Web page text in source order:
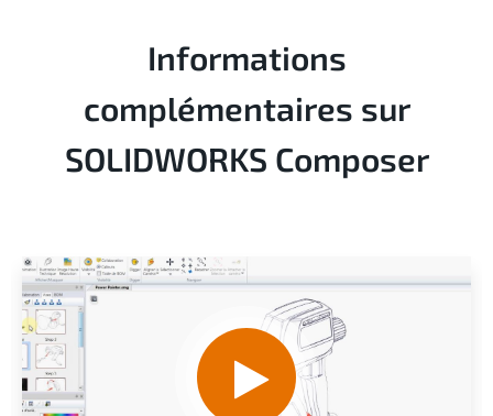
Informations
complémentaires sur
SOLIDWORKS Composer